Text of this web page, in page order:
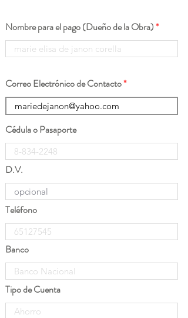
Nombre para el pago (Dueño de la Obra)
Correo Electrónico de Contacto
Cédula o Pasaporte
D.V.
Teléfono
Banco
Tipo de Cuenta